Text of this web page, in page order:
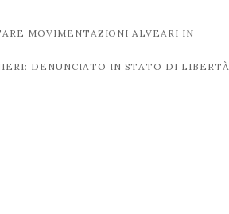
MOVIMENTAZIONI ALVEARI IN
DENUNCIATO IN STATO DI LIBERTÀ